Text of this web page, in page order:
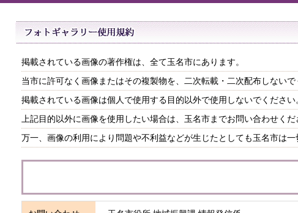
掲載されている画像の著作権は、全て玉名市にあります。
当市に許可なく画像またはその複製物を、二次転載・二次配布しないで
掲載されている画像は個人で使用する目的以外で使用しないでください
上記目的以外に画像を使用したい場合は、玉名市までお問い合わせくだ
万一、画像の利用により問題や不利益などが生じたとしても玉名市は一